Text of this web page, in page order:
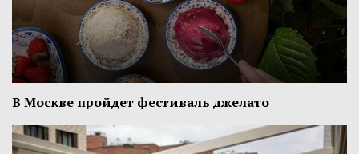
В Москве пройдет фестиваль джелато